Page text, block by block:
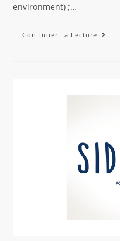
environment) ;…
Continuer La Lecture